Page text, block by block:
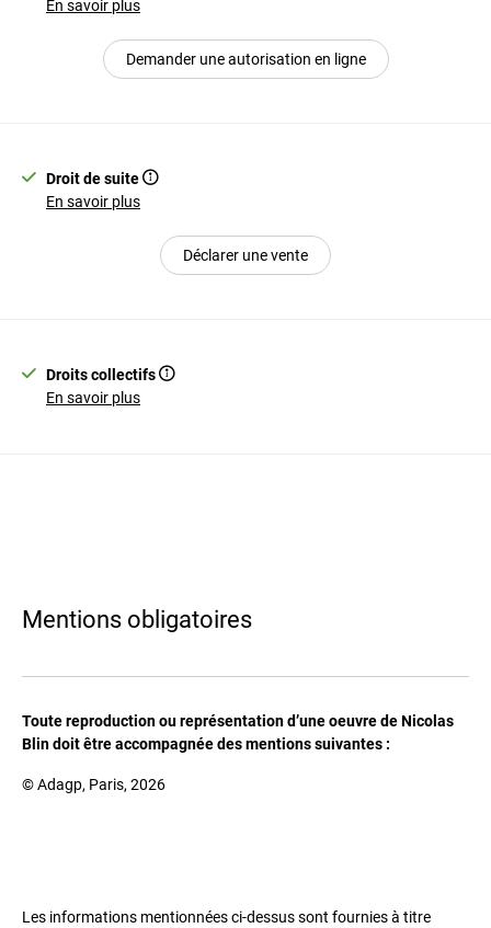
En savoir plus
Demander une autorisation en ligne
Droit de suite
En savoir plus
Déclarer une vente
Droits collectifs
En savoir plus
Mentions obligatoires
Toute reproduction ou représentation d’une oeuvre de Nicolas
Blin doit être accompagnée des mentions suivantes :
© Adagp, Paris, 2026
Les informations mentionnées ci-dessus sont fournies à titre